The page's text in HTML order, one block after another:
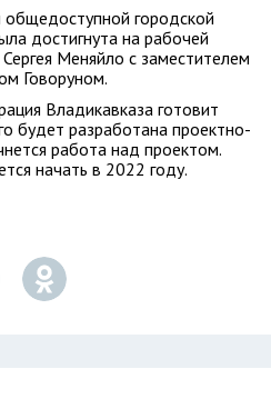
общедоступной городской
достигнута на рабочей
Меняйло с заместителем
Говоруном.
Владикавказа готовит
будет разработана проектно-
работа над проектом.
начать в 2022 году.